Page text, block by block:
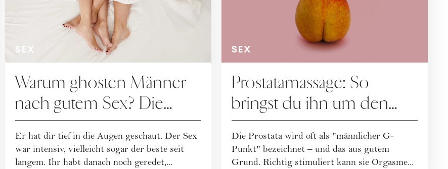
SEX
Warum ghosten Männer
nach gutem Sex? Die
Wahrheit, die wehtut
Er hat dir tief in die Augen geschaut. Der Sex
war intensiv, vielleicht sogar der beste seit
langem. Ihr habt danach noch geredet,...
SEX
Prostatamassage: So
bringst du ihn um den
Verstand
Die Prostata wird oft als "männlicher G-
Punkt" bezeichnet – und das aus gutem
Grund. Richtig stimuliert kann sie Orgasme...